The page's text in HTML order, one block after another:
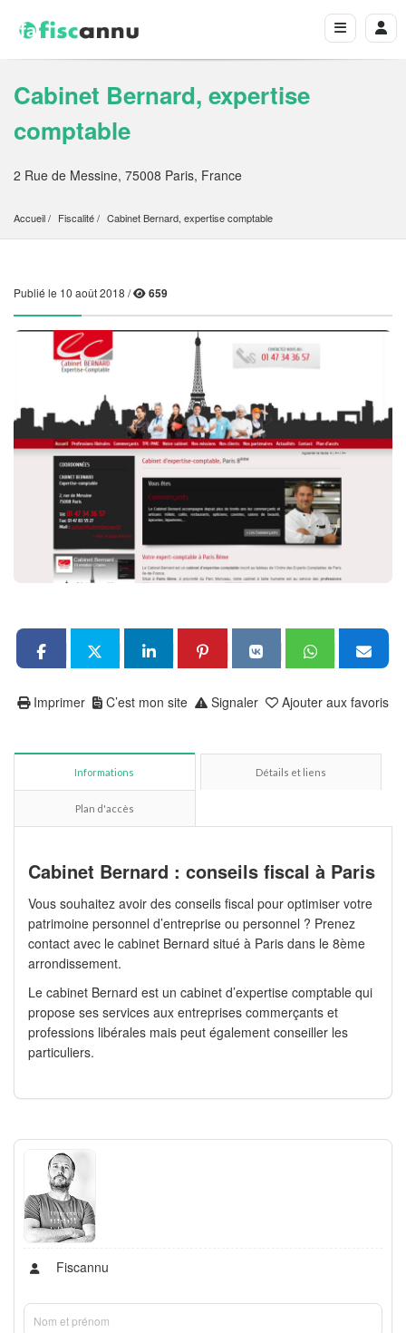
Cabinet Bernard, expertise
comptable
2 Rue de Messine, 75008 Paris, France
Accueil Fiscalité Cabinet Bernard, expertise comptable
Publié le 10 août 2018 / 659
Ajouter aux favoris
Signaler
C’est mon site
Imprimer
Informations Détails et liens
Plan d'accès
Cabinet Bernard : conseils fiscal à Paris
Vous souhaitez avoir des conseils fiscal pour optimiser votre
patrimoine personnel d’entreprise ou personnel ? Prenez
contact avec le cabinet Bernard situé à Paris dans le 8ème
arrondissement.
Le cabinet Bernard est un cabinet d’expertise comptable qui
propose ses services aux entreprises commerçants et
professions libérales mais peut également conseiller les
particuliers.
Fiscannu